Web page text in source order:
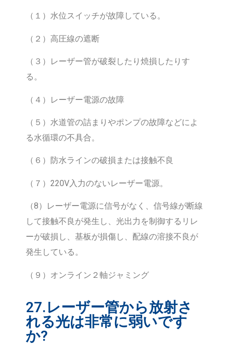
（１）水位スイッチが故障している。
（２）高圧線の遮断
（３）レーザー管が破裂したり焼損したりす
る。
（４）レーザー電源の故障
（５）水道管の詰まりやポンプの故障などによ
る水循環の不具合。
（６）防水ラインの破損または接触不良
（７）220V入力のないレーザー電源。
（8）レーザー電源に信号がなく、信号線が断線
して接触不良が発生し、光出力を制御するリレ
ーが破損し、基板が損傷し、配線の溶接不良が
発生している。
（９）オンライン２軸ジャミング
27.レーザー管から放射さ
れる光は非常に弱いです
か?